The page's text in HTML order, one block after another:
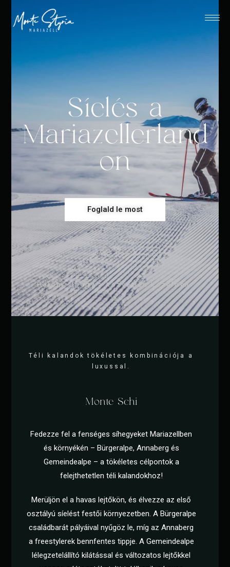
Síelés a
Mariazellerland
on
Foglald le most
Három síhegy a közvetlen közelben.
Téli kalandok tökéletes kombinációja a
luxussal.
Monte Schi
Fedezze fel a fenséges síhegyeket Mariazellben
és környékén – Bürgeralpe, Annaberg és
Gemeindealpe – a tökéletes célpontok a
felejthetetlen téli kalandokhoz!
Merüljön el a havas lejtőkön, és élvezze az első
osztályú síelést festői környezetben. A Bürgeralpe
családbarát pályáival nyűgöz le, míg az Annaberg
a freestylerek bennfentes tippje. A Gemeindealpe
lélegzetelállító kilátással és változatos lejtőkkel